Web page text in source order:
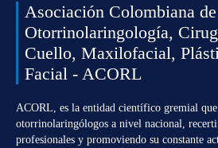
Asociación Colombiana de
Otorrinolaringología,
Cuello, Maxilofacial,
Facial - ACORL
ACORL, es la entidad científico gremial que
otorrinolaringólogos a nivel nacional,
profesionales y promoviendo su constante